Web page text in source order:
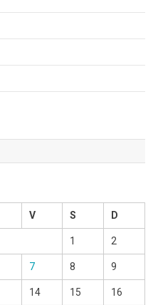
V S D
1 2
7 8 9
14 15 16